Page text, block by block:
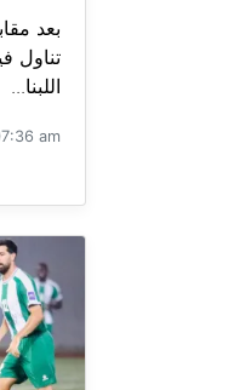
بعد
تناول
اللبنا...
am